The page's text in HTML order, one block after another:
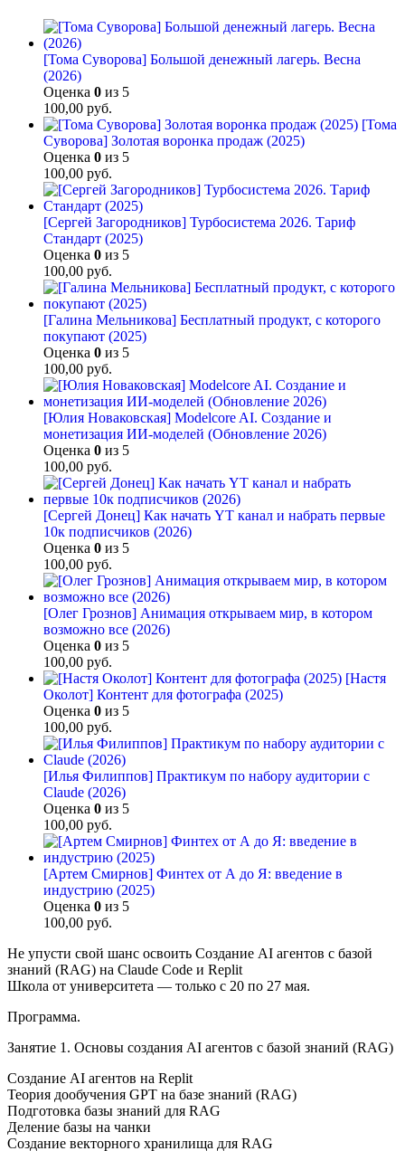
[Тома Суворова] Большой денежный лагерь. Весна
(2026)
Оценка 0 из 5
100,00 руб.
[Тома
Суворова] Золотая воронка продаж (2025)
Оценка 0 из 5
100,00 руб.
[Сергей Загородников] Турбосистема 2026. Тариф
Стандарт (2025)
Оценка 0 из 5
100,00 руб.
[Галина Мельникова] Бесплатный продукт, с которого
покупают (2025)
Оценка 0 из 5
100,00 руб.
[Юлия Новаковская] Modelcore AI. Создание и
монетизация ИИ-моделей (Обновление 2026)
Оценка 0 из 5
100,00 руб.
[Сергей Донец] Как начать YT канал и набрать первые
10к подписчиков (2026)
Оценка 0 из 5
100,00 руб.
[Олег Грознов] Анимация открываем мир, в котором
возможно все (2026)
Оценка 0 из 5
100,00 руб.
[Настя
Околот] Контент для фотографа (2025)
Оценка 0 из 5
100,00 руб.
[Илья Филиппов] Практикум по набору аудитории с
Claude (2026)
Оценка 0 из 5
100,00 руб.
[Артем Смирнов] Финтех от А до Я: введение в
индустрию (2025)
Оценка 0 из 5
100,00 руб.
Не упусти свой шанс освоить Создание AI агентов с базой
знаний (RAG) на Claude Code и Replit
Школа от университета — только с 20 по 27 мая.
Программа.
Занятие 1. Основы создания AI агентов с базой знаний (RAG)
Создание AI агентов на Replit
Теория дообучения GPT на базе знаний (RAG)
Подготовка базы знаний для RAG
Деление базы на чанки
Создание векторного хранилища для RAG